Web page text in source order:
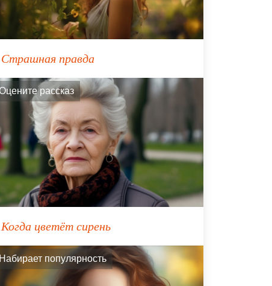
Страшная правда
рассказ
Когда цветёт сирень
Набирает популярность